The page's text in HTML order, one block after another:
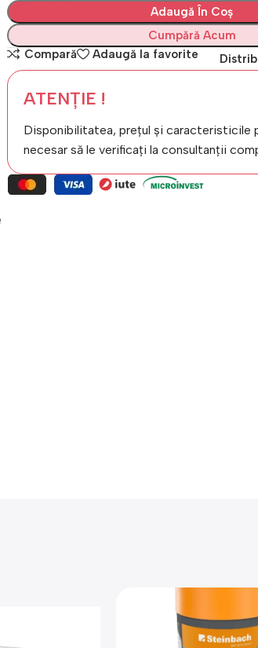
Adaugă În Coș
Cumpără Acum
Compară
Adaugă la favorite
ATENȚIE !
Disponibilitatea, prețul și caracteristicile
necesar să le verificați la consultanții